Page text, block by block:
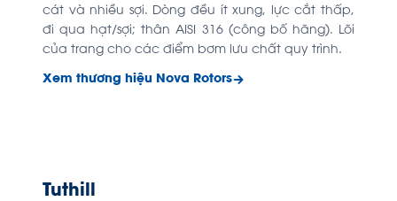
cát và nhiều sợi. Dòng đều ít xung, lực cắt thấp,
đi qua hạt/sợi; thân AISI 316 (công bố hãng). Lõi
của trang cho các điểm bơm lưu chất quy trình.
Xem thương hiệu Nova Rotors
Tuthill